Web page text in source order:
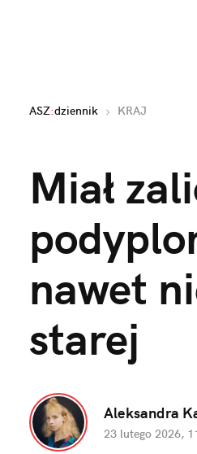
ASZ:dziennik KRAJ
Miał
nawet
starej
Aleksandra
23 lutego 2026,